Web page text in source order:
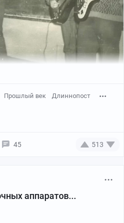
Прошлый век Длиннопост
45 513
аппаратов...